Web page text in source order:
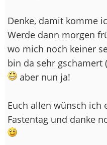
Denke, damit komme
Werde dann morgen
wo mich noch keiner
bin da sehr gschamert
aber nun ja!
Euch allen wünsch ich
Fastentag und danke